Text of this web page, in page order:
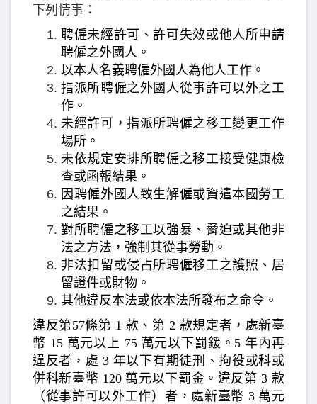
下列情事：
聘僱未經許可、許可失效或他人所申請
聘僱之外國人。
以本人名義聘僱外國人為他人工作。
指派所聘僱之外國人從事許可以外之工
作。
未經許可，指派所聘僱之移工變更工作
場所。
未依規定安排所聘僱之移工接受健康檢
查或函報結果。
因聘僱外國人致生解僱或資遣本國勞工
之結果。
對所聘僱之移工以強暴、脅迫或其他非
法之方法，強制其從事勞動。
非法扣留或侵占所聘僱移工之護照、居
留證件或財物。
其他違反本法或依本法所發布之命令。
違反第57條第 1 款、第 2 款規定者，處新臺
幣 15 萬元以上 75 萬元以下罰鍰。5 年內再
違反者，處 3 年以下有期徒刑、拘役或科或
併科新臺幣 120 萬元以下罰金。違反第 3 款
（從事許可以外工作）者，處新臺幣 3 萬元